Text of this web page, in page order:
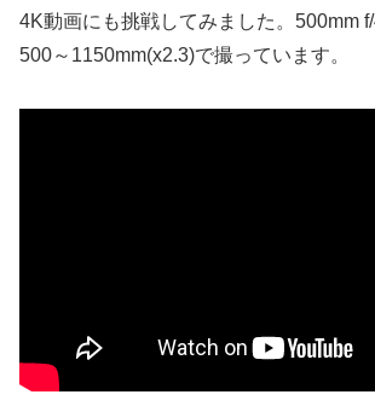
4K動画にも挑戦してみました。500mm
500～1150mm(x2.3)で撮っています。